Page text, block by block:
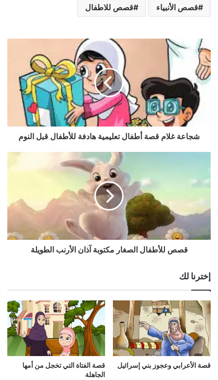
قصص الأنبياء قصص للاطفال
شجاعة غلام قصة أطفال تعليمية هادفة للأطفال قبل النوم
قصص للأطفال الصغار مكتوبة آذان الأرنب الطويلة
إخترنا لك
قصة الأعرابي وعجوز بني إسرائيل
قصة الفتاة التي تخجل من أمها
الجاهلة